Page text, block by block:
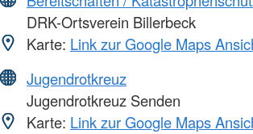
DRK-Ortsverein Billerbeck
Karte: Link zur Google Maps
Jugendrotkreuz
Jugendrotkreuz Senden
Karte: Link zur Google Maps